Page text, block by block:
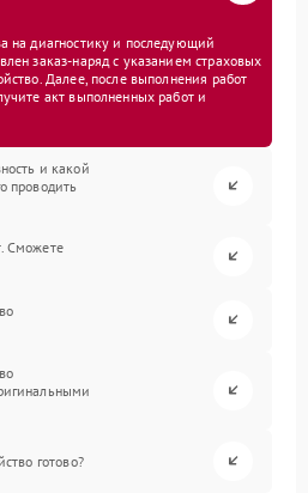
на диагностику и последующий
заказ-наряд с указанием страховых
Далее, после выполнения работ
акт выполненных работ и
и какой
проводить
Сможете
готово?